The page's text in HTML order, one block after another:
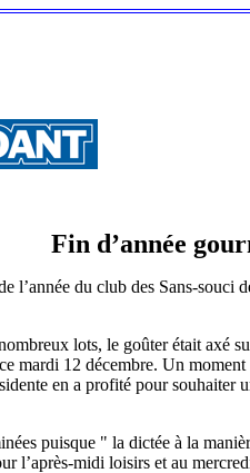
Fin d’année
l’année du club des Sans-
lots, le goûter était axé
mardi 12 décembre. Un
en a profité pour
puisque " la dictée à la
l’après-midi loisirs et au